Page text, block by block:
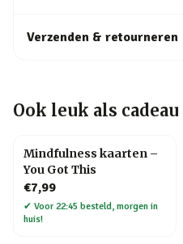
Verzenden & retourneren
Ook leuk als cadeau
Mindfulness kaarten –
You Got This
€7,99
✔ Voor 22:45 besteld, morgen in
huis!